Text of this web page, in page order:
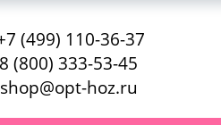
(499) 110-36-37
8 (800) 333-53-45
shop@opt-hoz.ru